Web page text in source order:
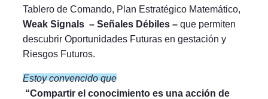
Tablero de Comando, Plan Estratégico Matemático,
Weak Signals – Señales Débiles – que permiten
descubrir Oportunidades Futuras en gestación y
Riesgos Futuros.
Estoy convencido que
“Compartir el conocimiento es una acción de